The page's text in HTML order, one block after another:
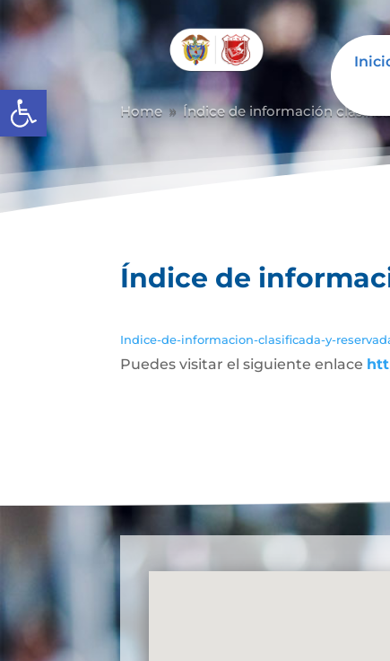
Abrir barra de herramientas
Home 9 Índice de información
Índice de
Indice-de-informacion-clasificada-y-
Puedes visitar el siguiente enlace